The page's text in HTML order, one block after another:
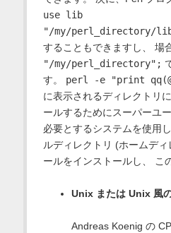
use lib
"/my/perl_directory/
することもできますし、 場
"/my/perl_directory";
す。 perl -e "print
に表示されるディレクトリ
ールするためにスーパーユ
必要とするシステムを使用
ルディレクトリ (ホームデ
ールをインストールし、 こ
Unix または Unix 風
Andreas Koenig の